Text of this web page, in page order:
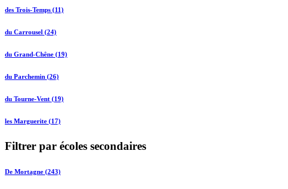
des Trois-Temps (11)
du Carrousel (24)
du Grand-Chêne (19)
du Parchemin (26)
du Tourne-Vent (19)
les Marguerite (17)
Filtrer par écoles secondaires
De Mortagne (243)